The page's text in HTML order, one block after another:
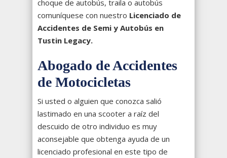
choque de autobús, traila o autobús
comuníquese con nuestro Licenciado de
Accidentes de Semi y Autobús en
Tustin Legacy.
Abogado de Accidentes
de Motocicletas
Si usted o alguien que conozca salió
lastimado en una scooter a raíz del
descuido de otro individuo es muy
aconsejable que obtenga ayuda de un
licenciado profesional en este tipo de